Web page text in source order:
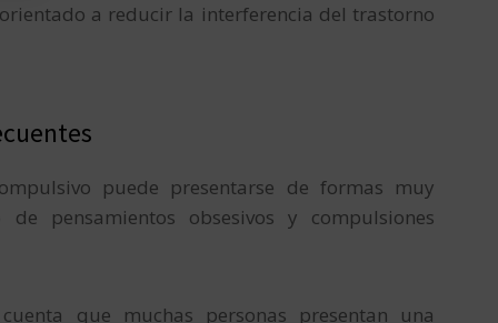
a reducir la interferencia del trastorno
puede presentarse de formas muy
pensamientos obsesivos y compulsiones
que muchas personas presentan una